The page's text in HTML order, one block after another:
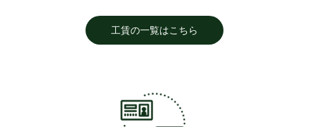
工賃の一覧はこちら